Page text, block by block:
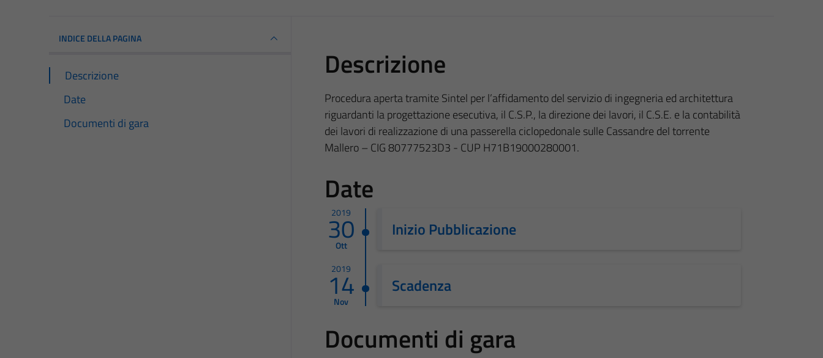
INDICE DELLA PAGINA
Descrizione
Date
Documenti di gara
Descrizione
Procedura aperta tramite Sintel per l’affidamento del servizio di ingegneria ed architettura
riguardanti la progettazione esecutiva, il C.S.P., la direzione dei lavori, il C.S.E. e la contabilità
dei lavori di realizzazione di una passerella ciclopedonale sulle Cassandre del torrente
Mallero – CIG 80777523D3 - CUP H71B19000280001.
Date
2019
30
Ott
Inizio Pubblicazione
2019
14
Nov
Scadenza
Documenti di gara